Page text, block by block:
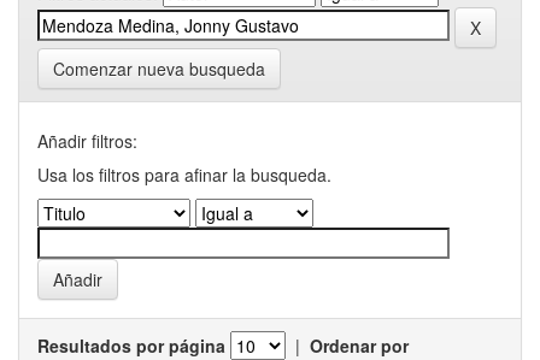
Comenzar nueva busqueda
Añadir filtros:
Usa los filtros para afinar la busqueda.
Resultados por página | Ordenar por